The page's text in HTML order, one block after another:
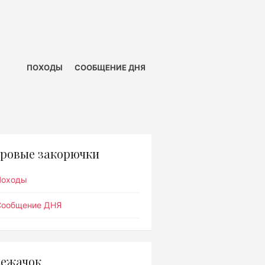
ПОХОДЫ СООБЩЕНИЕ ДНЯ
закорючки
ДНЯ